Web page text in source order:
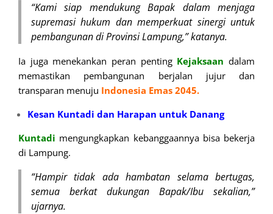
“Kami siap mendukung Bapak dalam menjaga
supremasi hukum dan memperkuat sinergi untuk
pembangunan di Provinsi Lampung,” katanya.
Ia juga menekankan peran penting Kejaksaan dalam
memastikan pembangunan berjalan jujur dan
transparan menuju Indonesia Emas 2045.
Kesan Kuntadi dan Harapan untuk Danang
Kuntadi mengungkapkan kebanggaannya bisa bekerja
di Lampung.
“Hampir tidak ada hambatan selama bertugas,
semua berkat dukungan Bapak/Ibu sekalian,”
ujarnya.